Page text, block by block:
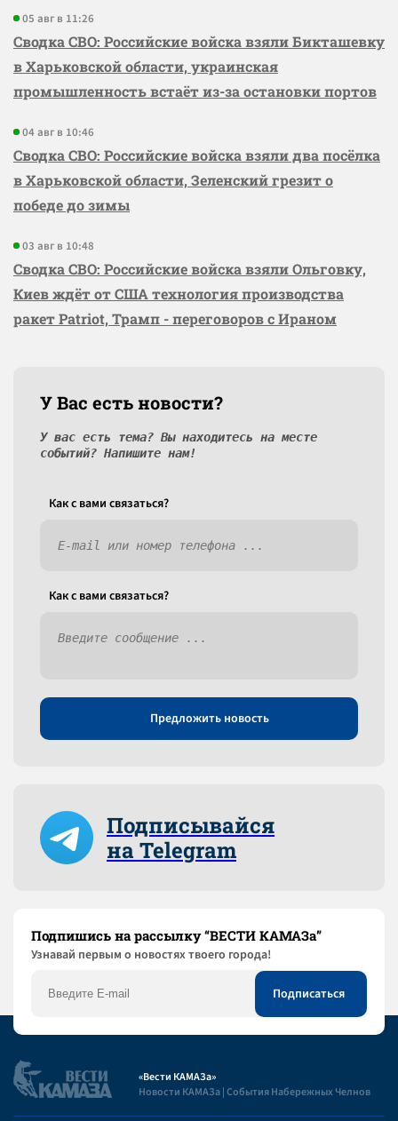
05 авг в 11:26
Сводка СВО: Российские войска взяли Бикташевку
в Харьковской области, украинская
промышленность встаёт из-за остановки портов
04 авг в 10:46
Сводка СВО: Российские войска взяли два посёлка
в Харьковской области, Зеленский грезит о
победе до зимы
03 авг в 10:48
Сводка СВО: Российские войска взяли Ольговку,
Киев ждёт от США технология производства
ракет Patriot, Трамп - переговоров с Ираном
У Вас есть новости?
У вас есть тема? Вы находитесь на месте
событий? Напишите нам!
Как c вами связаться?
Как c вами связаться?
Предложить новость
Подписывайся
на Telegram
Подпишись на рассылку “ВЕСТИ КАМАЗа”
Узнaвай первым о новостях твоего города!
«Вести КАМАЗа»
Новости КАМАЗа | События Набережных Челнов